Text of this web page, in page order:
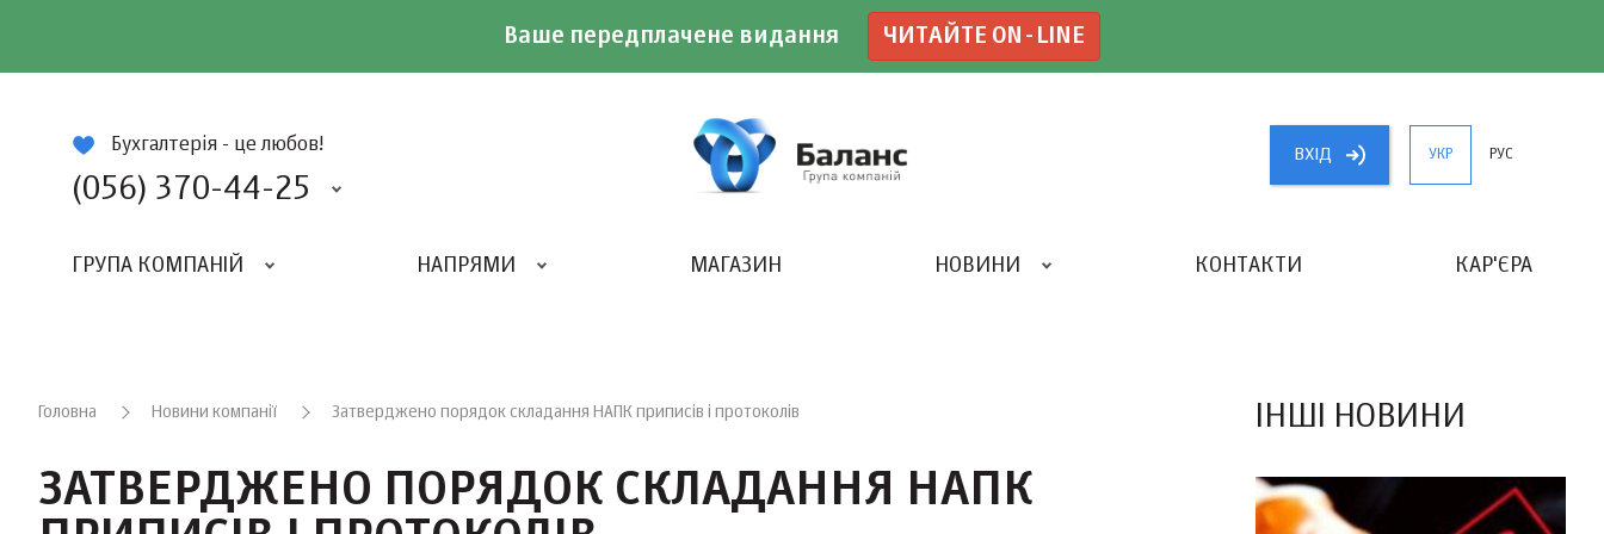
Ваше передплачене видання ЧИТАЙТЕ ON-LINE
Бухгалтерія - це любов!
(056) 370-44-25
ВХIД УКР РУС
ГРУПА КОМПАНІЙ НАПРЯМИ МАГАЗИН НОВИНИ КОНТАКТИ КАР'ЄРА
Головна Новини компанії Затверджено порядок складання НАПК приписів і протоколів
ЗАТВЕРДЖЕНО ПОРЯДОК СКЛАДАННЯ НАПК
ІНШІ НОВИНИ